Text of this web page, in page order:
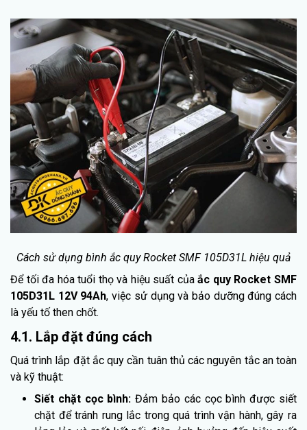
Cách sử dụng bình ắc quy Rocket SMF 105D31L hiệu quả
Để tối đa hóa tuổi thọ và hiệu suất củaắc quy Rocket SMF
105D31L 12V 94Ah, việc sử dụng và bảo dưỡng đúng cách
là yếu tố then chốt.
4.1. Lắp đặt đúng cách
Quá trình lắp đặt ắc quy cần tuân thủ các nguyên tắc an toàn
và kỹ thuật:
Siết chặt cọc bình:Đảm bảo các cọc bình được siết
chặt để tránh rung lắc trong quá trình vận hành, gây ra